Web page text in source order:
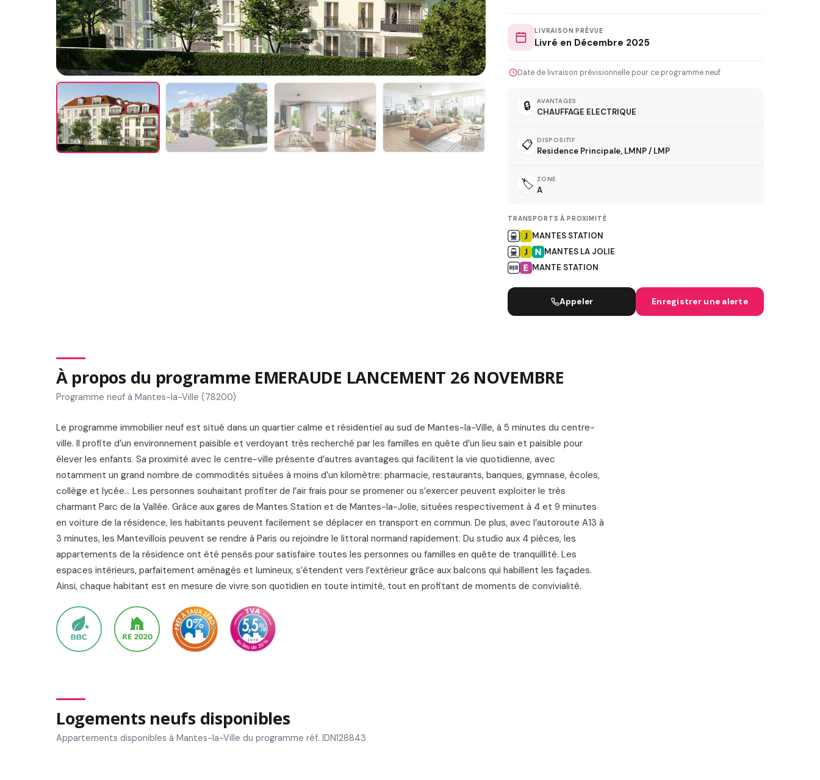
30 km+
LIVRAISON JUSQU'À
TVA réduite
Dispositif TVA à 5,5%
MÉTRO
RER
TRAMWAY
LIVRAISON PRÉVUE
Livré en Décembre 2025
Date de livraison prévisionnelle pour ce programme neuf
🔒 AVANTAGES
CHAUFFAGE ELECTRIQUE
📋 DISPOSITIF
Residence Principale, LMNP / LMP
🏷️ ZONE
A
TRANSPORTS À PROXIMITÉ
MANTES STATION
MANTES LA JOLIE
MANTE STATION
Appeler Enregistrer une alerte
À propos du programme EMERAUDE LANCEMENT 26 NOVEMBRE
Programme neuf à Mantes-la-Ville (78200)
Le programme immobilier neuf est situé dans un quartier calme et résidentiel au sud de Mantes-la-Ville, à 5 minutes du centre-
ville. Il profite d’un environnement paisible et verdoyant très recherché par les familles en quête d’un lieu sain et paisible pour
élever les enfants. Sa proximité avec le centre-ville présente d’autres avantages qui facilitent la vie quotidienne, avec
notamment un grand nombre de commodités situées à moins d’un kilomètre: pharmacie, restaurants, banques, gymnase, écoles,
collège et lycée… Les personnes souhaitant profiter de l’air frais pour se promener ou s’exercer peuvent exploiter le très
charmant Parc de la Vallée. Grâce aux gares de Mantes Station et de Mantes-la-Jolie, situées respectivement à 4 et 9 minutes
en voiture de la résidence, les habitants peuvent facilement se déplacer en transport en commun. De plus, avec l’autoroute A13 à
3 minutes, les Mantevillois peuvent se rendre à Paris ou rejoindre le littoral normand rapidement. Du studio aux 4 pièces, les
appartements de la résidence ont été pensés pour satisfaire toutes les personnes ou familles en quête de tranquillité. Les
espaces intérieurs, parfaitement aménagés et lumineux, s’étendent vers l’extérieur grâce aux balcons qui habillent les façades.
Ainsi, chaque habitant est en mesure de vivre son quotidien en toute intimité, tout en profitant de moments de convivialité.
Logements neufs disponibles
Appartements disponibles à Mantes-la-Ville du programme réf. IDN128843